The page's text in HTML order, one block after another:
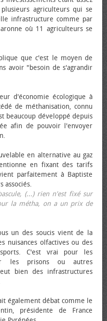
agriculteurs qui se
infrastructure comme par
où 11 agriculteurs se
que c'est le moyen de
avoir "besoin de s'agrandir
d'économie écologique à
de méthanisation, connu
beaucoup développé depuis
afin de pouvoir l'envoyer
en alternative au gaz
en fixant des tarifs
parfaitement à Baptiste
associés.
(...) rien n'est fixé sur
la métha, on a un prix de
un des soucis vient de la
nuisances olfactives ou des
C'est vrai pour les
les prisons ou autres
bien des infrastructures
également débat comme le
présidente de France